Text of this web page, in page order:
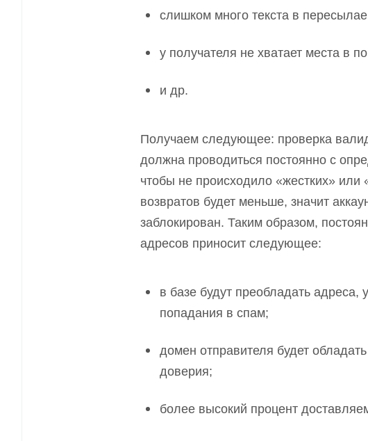
слишком много текста в
у получателя не хватает места в
и др.
Получаем следующее: проверка
должна проводиться постоянно с
чтобы не происходило «жестких» или
возвратов будет меньше, значит
заблокирован. Таким образом,
адресов приносит следующее:
в базе будут преобладать адреса,
попадания в спам;
домен отправителя будет
доверия;
более высокий процент